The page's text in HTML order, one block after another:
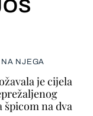
NJEGA
je cijela
na dva